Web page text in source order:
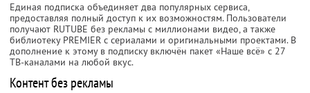
Единая подписка объединяет два популярных сервиса,
предоставляя полный доступ к их возможностям. Пользователи
получают RUTUBE без рекламы с миллионами видео, а также
библиотеку PREMIER с сериалами и оригинальными проектами. В
дополнение к этому в подписку включён пакет «Наше всё» с 27
ТВ-каналами на любой вкус.
Контент без рекламы